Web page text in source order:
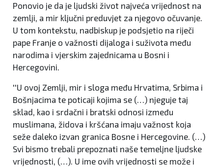
Ponovio je da je ljudski život najveća vrijednost na
zemlji, a mir ključni preduvjet za njegovo očuvanje.
U tom kontekstu, nadbiskup je podsjetio na riječi
pape Franje o važnosti dijaloga i suživota među
narodima i vjerskim zajednicama u Bosni i
Hercegovini.
''U ovoj Zemlji, mir i sloga među Hrvatima, Srbima i
Bošnjacima te poticaji kojima se (…) njeguje taj
sklad, kao i srdačni i bratski odnosi između
muslimana, židova i kršćana imaju važnost koja
seže daleko izvan granica Bosne i Hercegovine. (…)
Svi bismo trebali prepoznati naše temeljne ljudske
vrijednosti, (…). U ime ovih vrijednosti se može i